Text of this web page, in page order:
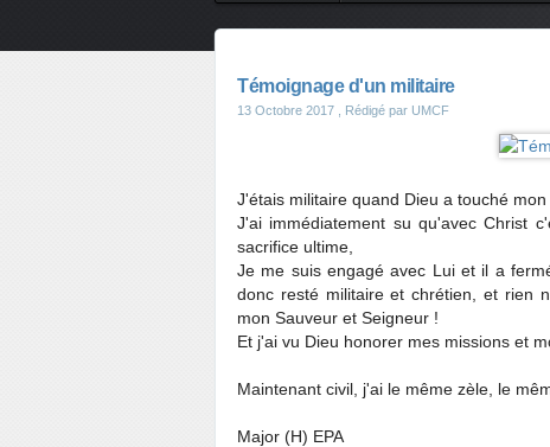
Témoignage d'un militaire
13 Octobre 2017 , Rédigé par UMCF
J'étais militaire quand Dieu a touché
J'ai immédiatement su qu'avec Christ
sacrifice ultime,
Je me suis engagé avec Lui et il a
donc resté militaire et chrétien, et rien
mon Sauveur et Seigneur !
Et j'ai vu Dieu honorer mes missions et
Maintenant civil, j'ai le même zèle, le
Major (H) EPA